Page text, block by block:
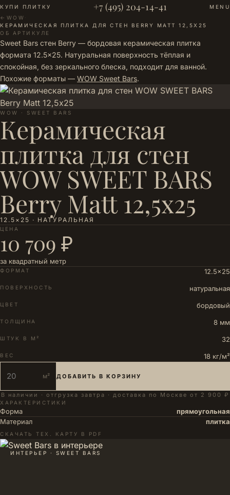
КУПИ ПЛИТКУ +7 (495) 204-14-41
MENU
← WOW ·
КЕРАМИЧЕСКАЯ ПЛИТКА ДЛЯ СТЕН BERRY MATT 12,5Х25
ОБ АРТИКУЛЕ
Sweet Bars стен Berry — бордовая керамическая плитка
формата 12.5×25. Натуральная поверхность тёплая и
спокойная, без зеркального блеска, подходит для ванной.
Похожие форматы — WOW Sweet Bars.
WOW · SWEET BARS
Керамическая
плитка для стен
WOW SWEET BARS
Berry Matt 12,5х25
12.5×25 · НАТУРАЛЬНАЯ
ЦЕНА
10 709 ₽
за квадратный метр
ФОРМАТ 12.5×25
ПОВЕРХНОСТЬ натуральная
ЦВЕТ бордовый
ТОЛЩИНА 8 мм
ШТУК В М² 32
ВЕС 18 кг/м²
м² ДОБАВИТЬ В КОРЗИНУ
В наличии · отгрузка завтра · доставка по Москве от 2 900 ₽
ХАРАКТЕРИСТИКИ
Форма
прямоугольная
Материал
плитка
СКАЧАТЬ ТЕХ. КАРТУ В PDF
ИНТЕРЬЕР · SWEET BARS